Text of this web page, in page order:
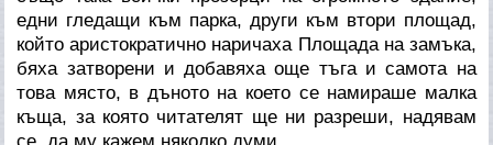
едни гледащи към парка, други към втори площад,
който аристократично наричаха Площада на замъка,
бяха затворени и добавяха още тъга и самота на
това място, в дъното на което се намираше малка
къща, за която читателят ще ни разреши, надявам